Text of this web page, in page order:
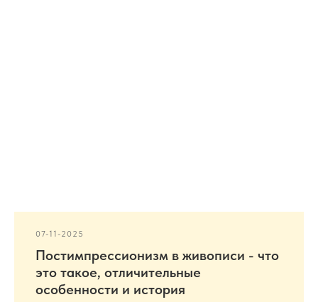
07-11-2025
Постимпрессионизм в живописи - что
это такое, отличительные
особенности и история